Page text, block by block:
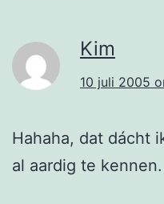
Kim
10 juli 2005
Hahaha, dat dácht
al aardig te